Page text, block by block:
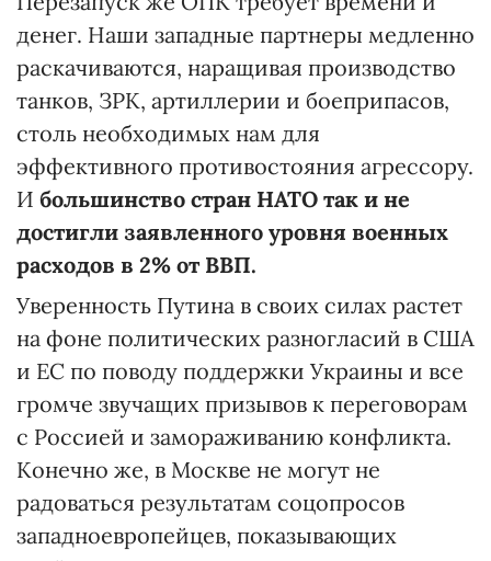
денег. Наши западные партнеры медленно
раскачиваются, наращивая производство
танков, ЗРК, артиллерии и боеприпасов,
столь необходимых нам для
эффективного противостояния агрессору.
И большинство стран НАТО так и не
достигли заявленного уровня военных
расходов в 2% от ВВП.
Уверенность Путина в своих силах растет
на фоне политических разногласий в США
и ЕС по поводу поддержки Украины и все
громче звучащих призывов к переговорам
с Россией и замораживанию конфликта.
Конечно же, в Москве не могут не
радоваться результатам соцопросов
западноевропейцев, показывающих